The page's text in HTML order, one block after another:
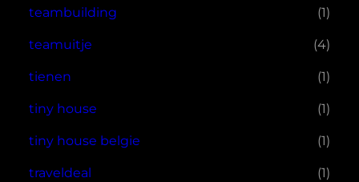
teambuilding (1)
teamuitje (4)
tienen (1)
tiny house (1)
tiny house belgie (1)
traveldeal (1)